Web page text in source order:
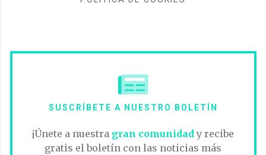
SUSCRÍBETE A NUESTRO BOLETÍN
¡Únete a nuestra gran comunidad y recibe
gratis el boletín con las noticias más